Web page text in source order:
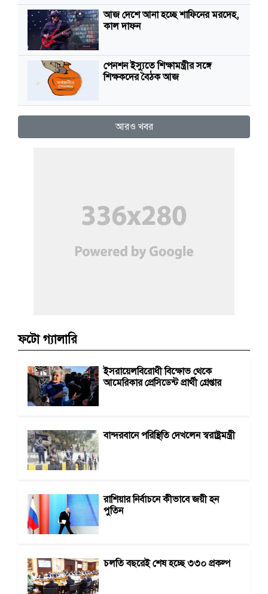
আজ দেশে আনা হচ্ছে শাফিনের মরদেহ,
কাল দাফন
পেনশন ইস্যুতে শিক্ষামন্ত্রীর সঙ্গে
শিক্ষকদের বৈঠক আজ
আরও খবর
ফটো গ্যালারি
ইসরায়েলবিরোধী বিক্ষোভ থেকে
আমেরিকার প্রেসিডেন্ট প্রার্থী গ্রেপ্তার
বান্দরবানে পরিস্থিতি দেখলেন স্বরাষ্ট্রমন্ত্রী
রাশিয়ার নির্বাচনে কীভাবে জয়ী হন
পুতিন
চলতি বছরেই শেষ হচ্ছে ৩৩০ প্রকল্প